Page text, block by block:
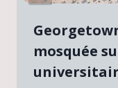
mosquée